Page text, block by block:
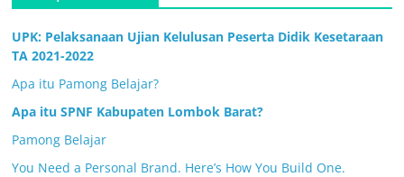
UPK: Pelaksanaan Ujian Kelulusan Peserta Didik Kesetaraan
TA 2021-2022
Apa itu Pamong Belajar?
Apa itu SPNF Kabupaten Lombok Barat?
Pamong Belajar
You Need a Personal Brand. Here’s How You Build One.